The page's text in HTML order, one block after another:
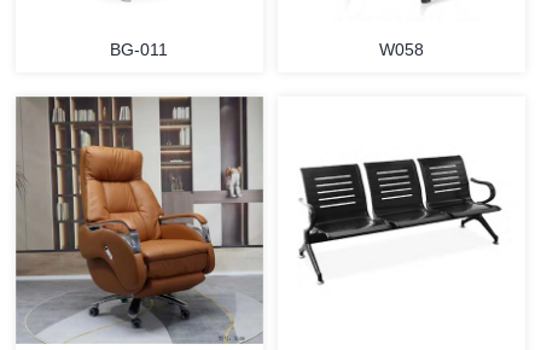
BG-011 W058